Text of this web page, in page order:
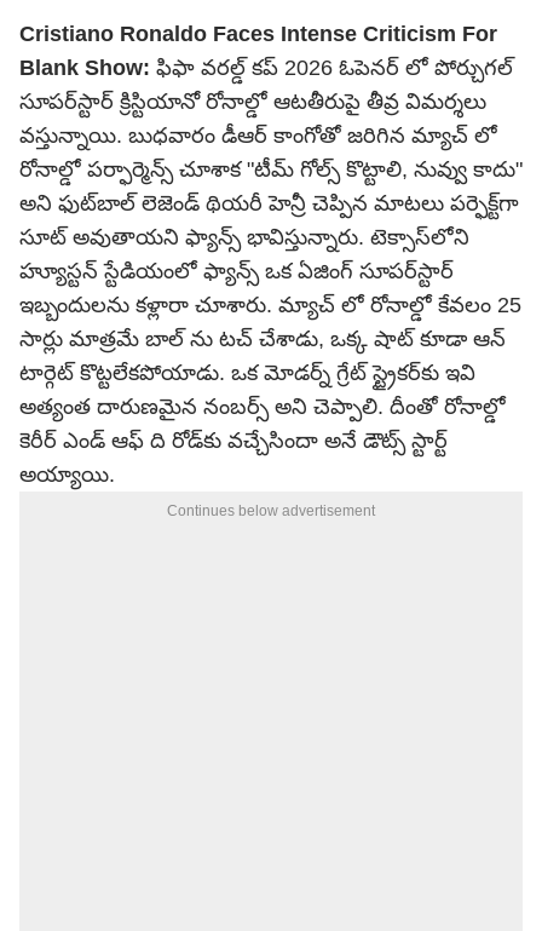
Cristiano Ronaldo Faces Intense Criticism For
Blank Show: ఫిఫా వరల్డ్ కప్ 2026 ఓపెనర్ లో పోర్చుగల్
సూపర్‌స్టార్ క్రిస్టియానో రోనాల్డో ఆటతీరుపై తీవ్ర విమర్శలు
వస్తున్నాయి. బుధవారం డీఆర్ కాంగోతో జరిగిన మ్యాచ్ లో
రోనాల్డో పర్ఫార్మెన్స్ చూశాక "టీమ్ గోల్స్ కొట్టాలి, నువ్వు కాదు"
అని ఫుట్‌బాల్ లెజెండ్ థియరీ హెన్రీ చెప్పిన మాటలు పర్ఫెక్ట్‌గా
సూట్ అవుతాయని ఫ్యాన్స్ భావిస్తున్నారు. టెక్సాస్‌లోని
హ్యూస్టన్ స్టేడియంలో ఫ్యాన్స్ ఒక ఏజింగ్ సూపర్‌స్టార్
ఇబ్బందులను కళ్లారా చూశారు. మ్యాచ్ లో రోనాల్డో కేవలం 25
సార్లు మాత్రమే బాల్ ను టచ్ చేశాడు, ఒక్క షాట్ కూడా ఆన్
టార్గెట్ కొట్టలేకపోయాడు. ఒక మోడర్న్ గ్రేట్ స్ట్రైకర్‌కు ఇవి
అత్యంత దారుణమైన నంబర్స్ అని చెప్పాలి. దీంతో రోనాల్డో
కెరీర్ ఎండ్ ఆఫ్ ది రోడ్‌కు వచ్చేసిందా అనే డౌట్స్ స్టార్ట్
అయ్యాయి.
Continues below advertisement